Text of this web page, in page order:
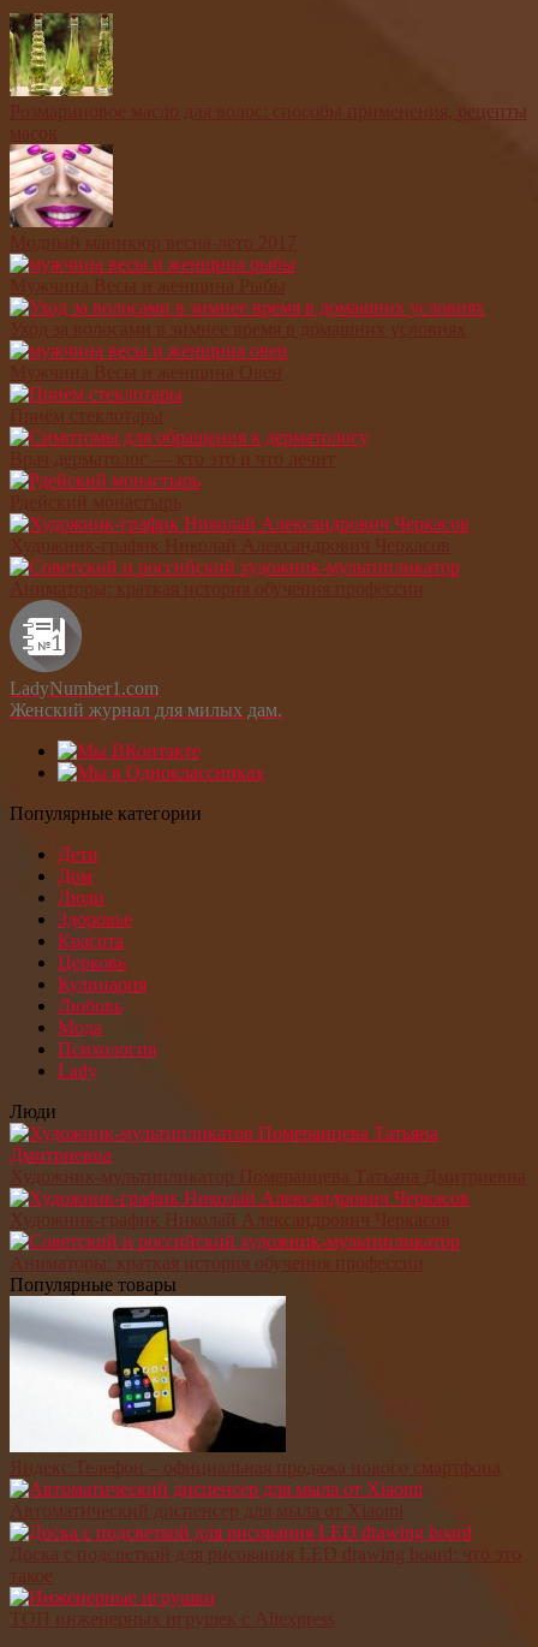
Розмариновое масло для волос: способы применения, рецепты
масок
Модный маникюр весна-лето 2017
Мужчина Весы и женщина Рыбы
Уход за волосами в зимнее время в домашних условиях
Мужчина Весы и женщина Овен
Приём стеклотары
Врач дерматолог — кто это и что лечит
Рдейский монастырь
Художник-график Николай Александрович Черкасов
Аниматоры: краткая история обучения профессии
LadyNumber1.com
Женский журнал для милых дам.
Популярные категории
Дети
Дом
Люди
Здоровье
Красота
Церковь
Кулинария
Любовь
Мода
Психология
Lady
Люди
Художник-мультипликатор Померанцева Татьяна Дмитриевна
Художник-график Николай Александрович Черкасов
Аниматоры: краткая история обучения профессии
Популярные товары
Яндекс.Телефон – официальная продажа нового смартфона
Автоматический диспенсер для мыла от Xiaomi
Доска с подсветкой для рисования LED drawing board: что это
такое
ТОП инженерных игрушек с Aliexpress